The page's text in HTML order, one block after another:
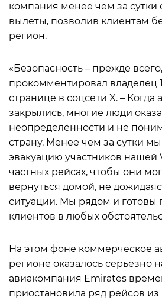
компания менее чем за сутки
вылеты, позволив клиентам
регион.
«Безопасность – прежде
прокомментировал владелец
странице в соцсети X. – Когда
закрылись, многие люди
неопределённости и не
страну. Менее чем за сутки
эвакуацию участников
частных рейсах, чтобы они
вернуться домой, не
ситуации. Мы рядом и готовы
клиентов в любых
На этом фоне коммерческое
регионе оказалось серьёзно
авиакомпания Emirates
приостановила ряд рейсов